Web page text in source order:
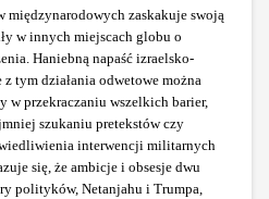
międzynarodowych zaskakuje swoją
w innych miejscach globu o
Haniebną napaść izraelsko-
tym działania odwetowe można
w przekraczaniu wszelkich barier,
szukaniu pretekstów czy
interwencji militarnych
się, że ambicje i obsesje dwu
polityków, Netanjahu i Trumpa,